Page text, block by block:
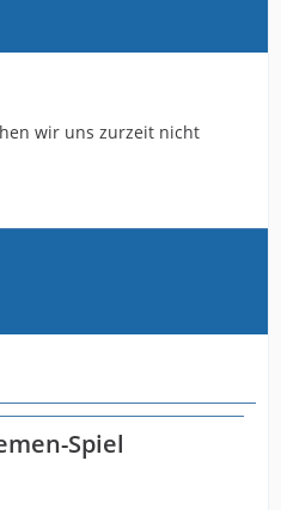
wir uns zurzeit nicht
Spiel